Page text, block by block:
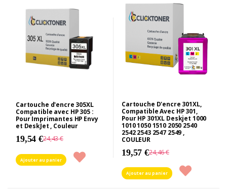
Cartouche d'encre 305XL
Compatible avec HP 305 :
Pour Imprimantes HP Envy
et DeskJet , Couleur
19,54 €24,43 €
Ajouter au panier
Cartouche D'encre 301XL,
Compatible Avec HP 301,
Pour HP 301XL Deskjet 1000
1010 1050 1510 2050 2540
2542 2543 2547 2549 ,
COULEUR
19,57 €24,46 €
Ajouter au panier